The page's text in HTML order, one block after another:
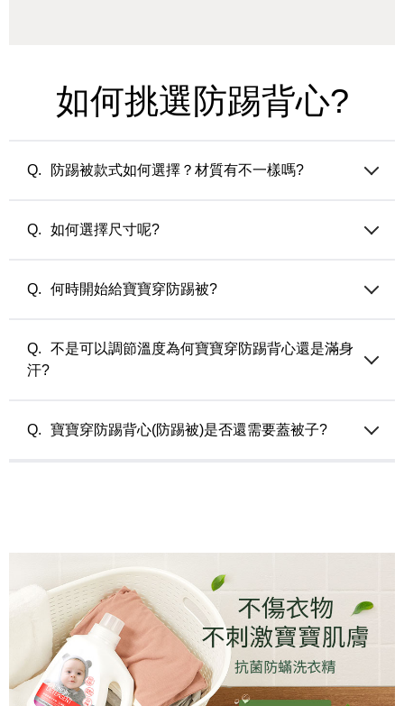
如何挑選防踢背心?
防踢被款式如何選擇？材質有不一樣嗎?
薄版 (50公克/平方米) — 適合夏天的冷氣房或微涼之忽冷忽熱
來使用
如何選擇尺寸呢?
尺寸建議選擇。
何時開始給寶寶穿防踢被?
不是可以調節溫度為何寶寶穿防踢背心還是滿身
汗?
時，內搭穿著太厚也會感到過暖導致流汗（除非內著也有調溫
寶寶穿防踢背心(防踢被)是否還需要蓋被子?